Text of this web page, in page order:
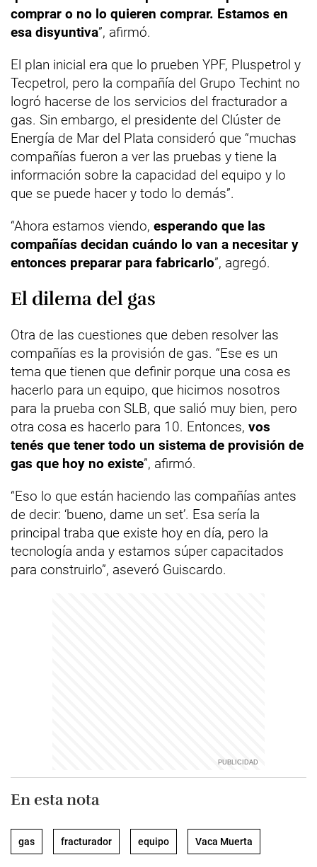
comprar o no lo quieren comprar. Estamos en
esa disyuntiva”, afirmó.
El plan inicial era que lo prueben YPF, Pluspetrol y
Tecpetrol, pero la compañía del Grupo Techint no
logró hacerse de los servicios del fracturador a
gas. Sin embargo, el presidente del Clúster de
Energía de Mar del Plata consideró que “muchas
compañías fueron a ver las pruebas y tiene la
información sobre la capacidad del equipo y lo
que se puede hacer y todo lo demás”.
“Ahora estamos viendo, esperando que las
compañías decidan cuándo lo van a necesitar y
entonces preparar para fabricarlo”, agregó.
El dilema del gas
Otra de las cuestiones que deben resolver las
compañías es la provisión de gas. “Ese es un
tema que tienen que definir porque una cosa es
hacerlo para un equipo, que hicimos nosotros
para la prueba con SLB, que salió muy bien, pero
otra cosa es hacerlo para 10. Entonces, vos
tenés que tener todo un sistema de provisión de
gas que hoy no existe”, afirmó.
“Eso lo que están haciendo las compañías antes
de decir: ‘bueno, dame un set’. Esa sería la
principal traba que existe hoy en día, pero la
tecnología anda y estamos súper capacitados
para construirlo”, aseveró Guiscardo.
En esta nota
gas fracturador equipo Vaca Muerta